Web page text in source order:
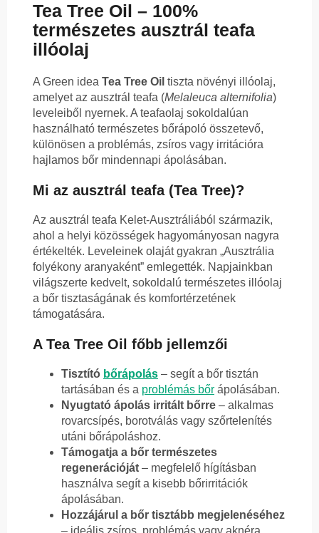
Tea Tree Oil – 100%
természetes ausztrál teafa
illóolaj
A Green idea Tea Tree Oil tiszta növényi illóolaj,
amelyet az ausztrál teafa (Melaleuca alternifolia)
leveleiből nyernek. A teafaolaj sokoldalúan
használható természetes bőrápoló összetevő,
különösen a problémás, zsíros vagy irritációra
hajlamos bőr mindennapi ápolásában.
Mi az ausztrál teafa (Tea Tree)?
Az ausztrál teafa Kelet-Ausztráliából származik,
ahol a helyi közösségek hagyományosan nagyra
értékelték. Leveleinek olaját gyakran „Ausztrália
folyékony aranyaként” emlegették. Napjainkban
világszerte kedvelt, sokoldalú természetes illóolaj
a bőr tisztaságának és komfortérzetének
támogatására.
A Tea Tree Oil főbb jellemzői
Tisztító bőrápolás – segít a bőr tisztán
tartásában és a problémás bőr ápolásában.
Nyugtató ápolás irritált bőrre – alkalmas
rovarcsípés, borotválás vagy szőrtelenítés
utáni bőrápoláshoz.
Támogatja a bőr természetes
regenerációját – megfelelő hígításban
használva segít a kisebb bőrirritációk
ápolásában.
Hozzájárul a bőr tisztább megjelenéséhez
– ideális zsíros, problémás vagy aknéra